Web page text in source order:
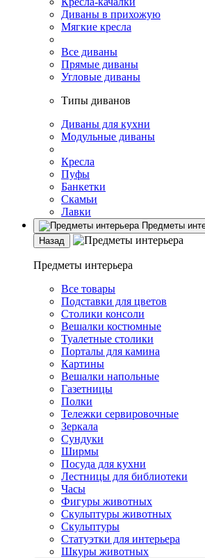
Диваны в прихожую
Мягкие кресла
Все диваны
Прямые диваны
Угловые диваны
Типы диванов
Диваны для кухни
Модульные диваны
Кресла
Пуфы
Банкетки
Скамьи
Лавки
Предметы
Назад
Предметы интерьера
Все товары
Подставки для цветов
Столики консоли
Вешалки костюмные
Туалетные столики
Порталы для камина
Картины
Вешалки напольные
Газетницы
Полки
Тележки сервировочные
Зеркала
Сундуки
Ширмы
Посуда для кухни
Лестницы для библиотеки
Часы
Фигуры животных
Скульптуры животных
Скульптуры
Статуэтки для интерьера
Шкуры животных